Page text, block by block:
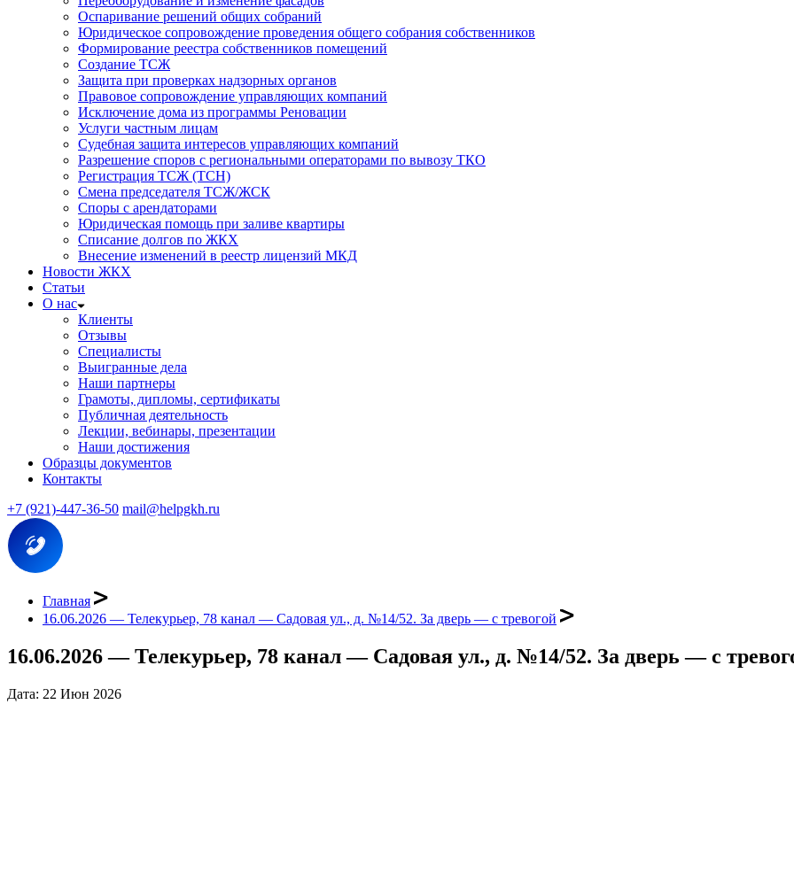
Оспаривание решений общих собраний
Юридическое сопровождение проведения общего собрания собственников
Формирование реестра собственников помещений
Создание ТСЖ
Защита при проверках надзорных органов
Правовое сопровождение управляющих компаний
Исключение дома из программы Реновации
Услуги частным лицам
Судебная защита интересов управляющих компаний
Разрешение споров с региональными операторами по вывозу ТКО
Регистрация ТСЖ (ТСН)
Смена председателя ТСЖ/ЖСК
Споры с арендаторами
Юридическая помощь при заливе квартиры
Списание долгов по ЖКХ
Внесение изменений в реестр лицензий МКД
Новости ЖКХ
Статьи
О нас
Клиенты
Отзывы
Специалисты
Выигранные дела
Наши партнеры
Грамоты, дипломы, сертификаты
Публичная деятельность
Лекции, вебинары, презентации
Наши достижения
Образцы документов
Контакты
+7 (921)-447-36-50 mail@helpgkh.ru
Главная
16.06.2026 — Телекурьер, 78 канал — Садовая ул., д. №14/52. За дверь — с тревогой
16.06.2026 — Телекурьер, 78 канал — Садовая ул., д. №14/52. За дверь — с
Дата: 22 Июн 2026